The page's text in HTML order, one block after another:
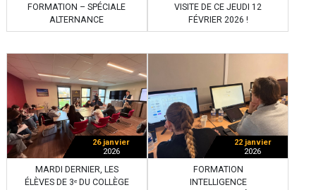
FORMATION – SPÉCIALE
ALTERNANCE
VISITE DE CE JEUDI 12
FÉVRIER 2026 !
26 janvier
2026
MARDI DERNIER, LES
ÉLÈVES DE 3ᵉ DU COLLÈGE
22 janvier
2026
FORMATION
INTELLIGENCE